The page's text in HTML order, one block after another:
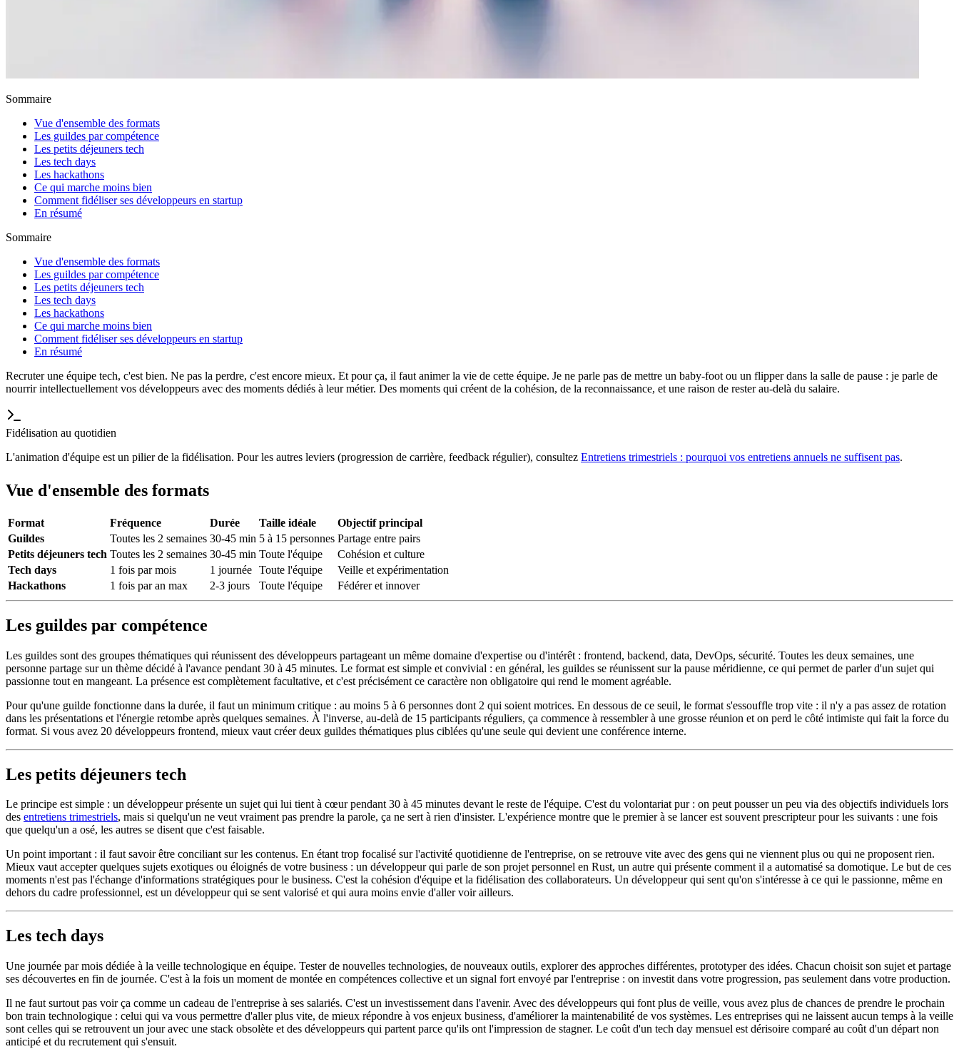
Sommaire
Vue d'ensemble des formats
Les guildes par compétence
Les petits déjeuners tech
Les tech days
Les hackathons
Ce qui marche moins bien
Comment fidéliser ses développeurs en startup
En résumé
Sommaire
Vue d'ensemble des formats
Les guildes par compétence
Les petits déjeuners tech
Les tech days
Les hackathons
Ce qui marche moins bien
Comment fidéliser ses développeurs en startup
En résumé
Recruter une équipe tech, c'est bien. Ne pas la perdre, c'est encore mieux. Et pour ça, il faut animer la vie de cette équipe. Je ne parle pas de mettre un baby-foot ou un flipper dans la salle de pause : je parle de
nourrir intellectuellement vos développeurs avec des moments dédiés à leur métier. Des moments qui créent de la cohésion, de la reconnaissance, et une raison de rester au-delà du salaire.
Fidélisation au quotidien
L'animation d'équipe est un pilier de la fidélisation. Pour les autres leviers (progression de carrière, feedback régulier), consultez Entretiens trimestriels : pourquoi vos entretiens annuels ne suffisent pas.
Vue d'ensemble des formats
Format Fréquence Durée Taille idéale
Objectif principal
Guildes
Toutes les 2 semaines 30-45 min 5 à 15 personnes Partage entre pairs
Petits déjeuners tech Toutes les 2 semaines 30-45 min Toute l'équipe
Cohésion et culture
Tech days
1 fois par mois 1 journée Toute l'équipe
Veille et expérimentation
Hackathons
1 fois par an max 2-3 jours Toute l'équipe Fédérer et innover
Les guildes par compétence
Les guildes sont des groupes thématiques qui réunissent des développeurs partageant un même domaine d'expertise ou d'intérêt : frontend, backend, data, DevOps, sécurité. Toutes les deux semaines, une
personne partage sur un thème décidé à l'avance pendant 30 à 45 minutes. Le format est simple et convivial : en général, les guildes se réunissent sur la pause méridienne, ce qui permet de parler d'un sujet qui
passionne tout en mangeant. La présence est complètement facultative, et c'est précisément ce caractère non obligatoire qui rend le moment agréable.
Pour qu'une guilde fonctionne dans la durée, il faut un minimum critique : au moins 5 à 6 personnes dont 2 qui soient motrices. En dessous de ce seuil, le format s'essouffle trop vite : il n'y a pas assez de rotation
dans les présentations et l'énergie retombe après quelques semaines. À l'inverse, au-delà de 15 participants réguliers, ça commence à ressembler à une grosse réunion et on perd le côté intimiste qui fait la force du
format. Si vous avez 20 développeurs frontend, mieux vaut créer deux guildes thématiques plus ciblées qu'une seule qui devient une conférence interne.
Les petits déjeuners tech
Le principe est simple : un développeur présente un sujet qui lui tient à cœur pendant 30 à 45 minutes devant le reste de l'équipe. C'est du volontariat pur : on peut pousser un peu via des objectifs individuels lors
des entretiens trimestriels, mais si quelqu'un ne veut vraiment pas prendre la parole, ça ne sert à rien d'insister. L'expérience montre que le premier à se lancer est souvent prescripteur pour les suivants : une fois
que quelqu'un a osé, les autres se disent que c'est faisable.
Un point important : il faut savoir être conciliant sur les contenus. En étant trop focalisé sur l'activité quotidienne de l'entreprise, on se retrouve vite avec des gens qui ne viennent plus ou qui ne proposent rien.
Mieux vaut accepter quelques sujets exotiques ou éloignés de votre business : un développeur qui parle de son projet personnel en Rust, un autre qui présente comment il a automatisé sa domotique. Le but de ces
moments n'est pas l'échange d'informations stratégiques pour le business. C'est la cohésion d'équipe et la fidélisation des collaborateurs. Un développeur qui sent qu'on s'intéresse à ce qui le passionne, même en
dehors du cadre professionnel, est un développeur qui se sent valorisé et qui aura moins envie d'aller voir ailleurs.
Les tech days
Une journée par mois dédiée à la veille technologique en équipe. Tester de nouvelles technologies, de nouveaux outils, explorer des approches différentes, prototyper des idées. Chacun choisit son sujet et partage
ses découvertes en fin de journée. C'est à la fois un moment de montée en compétences collective et un signal fort envoyé par l'entreprise : on investit dans votre progression, pas seulement dans votre production.
Il ne faut surtout pas voir ça comme un cadeau de l'entreprise à ses salariés. C'est un investissement dans l'avenir. Avec des développeurs qui font plus de veille, vous avez plus de chances de prendre le prochain
bon train technologique : celui qui va vous permettre d'aller plus vite, de mieux répondre à vos enjeux business, d'améliorer la maintenabilité de vos systèmes. Les entreprises qui ne laissent aucun temps à la veille
sont celles qui se retrouvent un jour avec une stack obsolète et des développeurs qui partent parce qu'ils ont l'impression de stagner. Le coût d'un tech day mensuel est dérisoire comparé au coût d'un départ non
anticipé et du recrutement qui s'ensuit.